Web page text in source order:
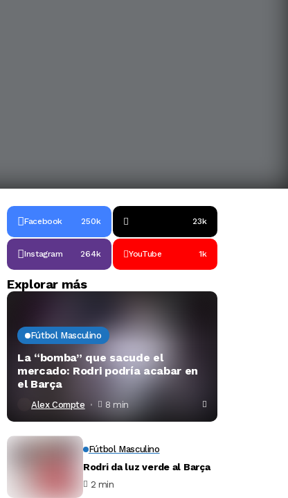
Facebook 250k 23k
Instagram 264k YouTube 1k
Explorar más
Fútbol Masculino
La “bomba” que sacude el
mercado: Rodri podría acabar en
el Barça
Alex Compte 8 min
Fútbol Masculino
Rodri da luz verde al Barça
2 min